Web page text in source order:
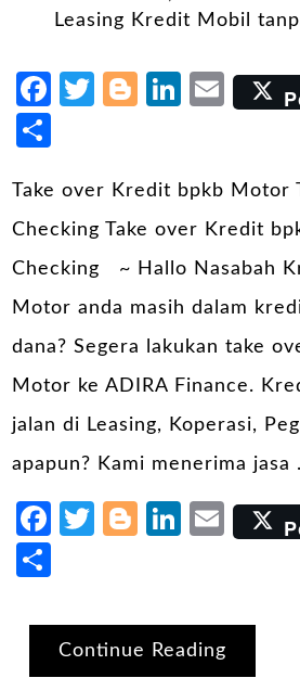
Facebook
Twitter
Blogger
Take over Kredit bpkb Motor
Checking Take over Kredit
Checking ~ Hallo Nasabah
Motor anda masih dalam
dana? Segera lakukan take
Motor ke ADIRA Finance.
jalan di Leasing, Koperasi,
apapun? Kami menerima jasa
Facebook
Twitter
Blogger
Continue Reading